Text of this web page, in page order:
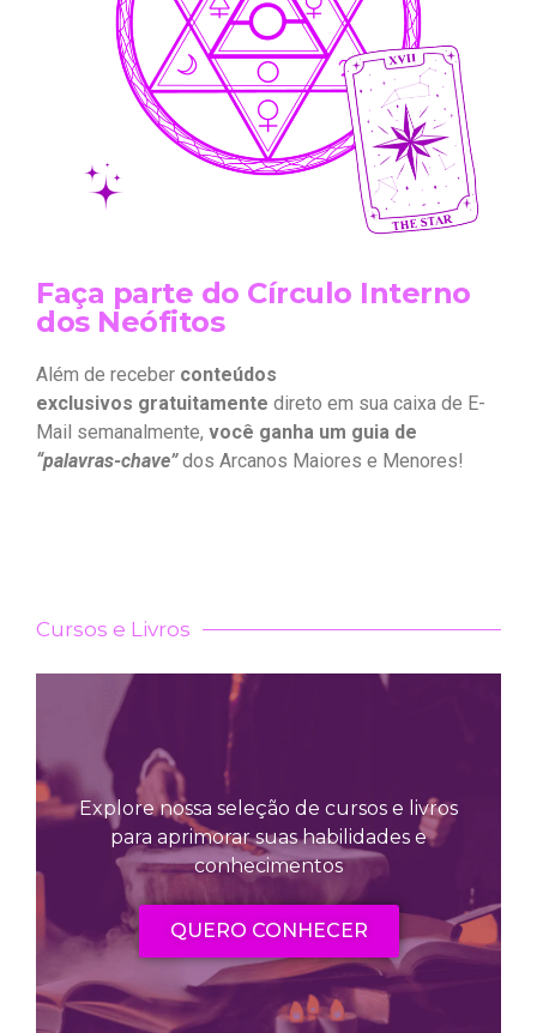
Faça parte do Círculo Interno
dos Neófitos
Além de receber conteúdos
exclusivos gratuitamente direto em sua caixa de E-
Mail semanalmente, você ganha um guia de
“palavras-chave”dos Arcanos Maiores e Menores!
Cursos e Livros
Explore nossa seleção de cursos e livros
para aprimorar suas habilidades e
conhecimentos
QUERO CONHECER